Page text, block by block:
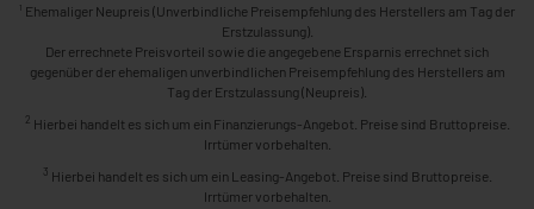
1 Ehemaliger Neupreis (Unverbindliche Preisempfehlung des Herstellers am Tag der
Erstzulassung).
Der errechnete Preisvorteil sowie die angegebene Ersparnis errechnet sich
gegenüber der ehemaligen unverbindlichen Preisempfehlung des Herstellers am
Tag der Erstzulassung (Neupreis).
2 Hierbei handelt es sich um ein Finanzierungs-Angebot. Preise sind Bruttopreise.
Irrtümer vorbehalten.
3 Hierbei handelt es sich um ein Leasing-Angebot. Preise sind Bruttopreise.
Irrtümer vorbehalten.